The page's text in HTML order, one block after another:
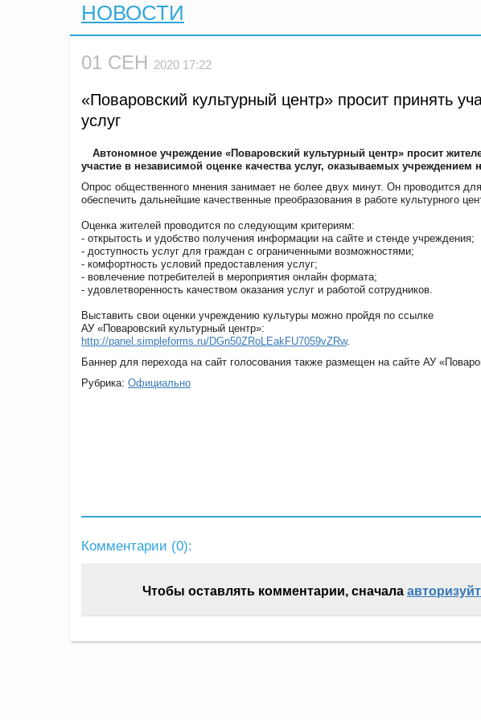
НОВОСТИ
01 СЕН 2020 17:22
«Поваровский культурный центр» просит принять
услуг
Автономное учреждение «Поваровский культурный центр» просит
участие в независимой оценке качества услуг, оказываемых учреждением
Опрос общественного мнения занимает не более двух минут. Он проводится
обеспечить дальнейшие качественные преобразования в работе культурного
Оценка жителей проводится по следующим критериям:
- открытость и удобство получения информации на сайте и стенде учреждения;
- доступность услуг для граждан с ограниченными возможностями;
- комфортность условий предоставления услуг;
- вовлечение потребителей в мероприятия онлайн формата;
- удовлетворенность качеством оказания услуг и работой сотрудников.
Выставить свои оценки учреждению культуры можно пройдя по ссылке
АУ «Поваровский культурный центр»:
http://panel.simpleforms.ru/DGn50ZRoLEakFU7059vZRw.
Баннер для перехода на сайт голосования также размещен на сайте АУ
Рубрика: Официально
Комментарии (0):
Чтобы оставлять комментарии, сначала